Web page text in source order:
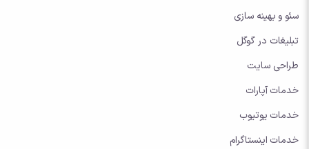
سئو و بهینه سازی
تبلیغات در گوگل
طراحی سایت
خدمات آپارات
خدمات یوتیوب
خدمات اینستاگرام